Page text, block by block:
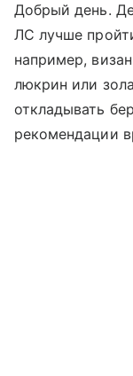
Добрый день.
ЛС лучше
например,
люкрин или
откладывать
рекомендации